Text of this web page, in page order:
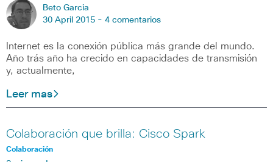
Beto Garcia
30 April 2015 - 4 comentarios
Internet es la conexión pública más grande del mundo.
Año trás año ha crecido en capacidades de transmisión
y, actualmente,
Leer mas
Colaboración que brilla: Cisco Spark
Colaboración